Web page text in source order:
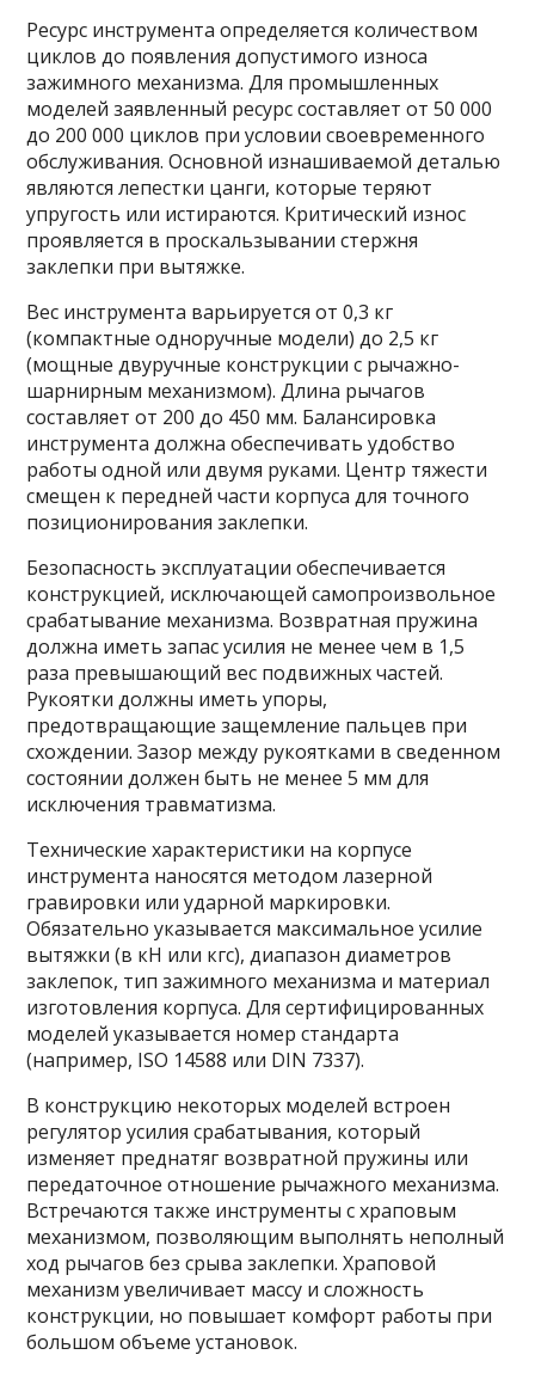
Ресурс инструмента определяется количеством
циклов до появления допустимого износа
зажимного механизма. Для промышленных
моделей заявленный ресурс составляет от 50 000
до 200 000 циклов при условии своевременного
обслуживания. Основной изнашиваемой деталью
являются лепестки цанги, которые теряют
упругость или истираются. Критический износ
проявляется в проскальзывании стержня
заклепки при вытяжке.
Вес инструмента варьируется от 0,3 кг
(компактные одноручные модели) до 2,5 кг
(мощные двуручные конструкции с рычажно-
шарнирным механизмом). Длина рычагов
составляет от 200 до 450 мм. Балансировка
инструмента должна обеспечивать удобство
работы одной или двумя руками. Центр тяжести
смещен к передней части корпуса для точного
позиционирования заклепки.
Безопасность эксплуатации обеспечивается
конструкцией, исключающей самопроизвольное
срабатывание механизма. Возвратная пружина
должна иметь запас усилия не менее чем в 1,5
раза превышающий вес подвижных частей.
Рукоятки должны иметь упоры,
предотвращающие защемление пальцев при
схождении. Зазор между рукоятками в сведенном
состоянии должен быть не менее 5 мм для
исключения травматизма.
Технические характеристики на корпусе
инструмента наносятся методом лазерной
гравировки или ударной маркировки.
Обязательно указывается максимальное усилие
вытяжки (в кН или кгс), диапазон диаметров
заклепок, тип зажимного механизма и материал
изготовления корпуса. Для сертифицированных
моделей указывается номер стандарта
(например, ISO 14588 или DIN 7337).
В конструкцию некоторых моделей встроен
регулятор усилия срабатывания, который
изменяет преднатяг возвратной пружины или
передаточное отношение рычажного механизма.
Встречаются также инструменты с храповым
механизмом, позволяющим выполнять неполный
ход рычагов без срыва заклепки. Храповой
механизм увеличивает массу и сложность
конструкции, но повышает комфорт работы при
большом объеме установок.